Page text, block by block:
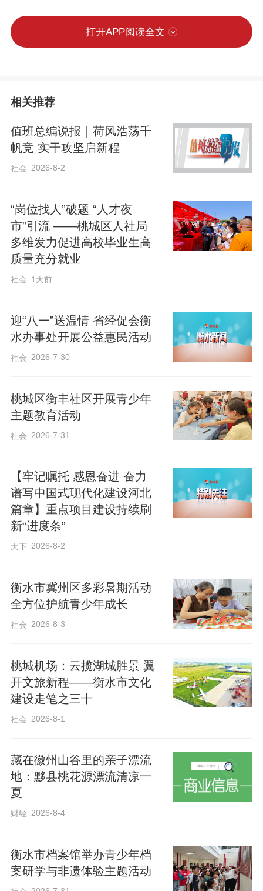
打开APP阅读全文
相关推荐
值班总编说报｜荷风浩荡千
帆竞 实干攻坚启新程
社会 2026-8-2
“岗位找人”破题 “人才夜
市”引流 ——桃城区人社局
多维发力促进高校毕业生高
质量充分就业
社会 1天前
迎“八一”送温情 省经促会衡
水办事处开展公益惠民活动
社会 2026-7-30
桃城区衡丰社区开展青少年
主题教育活动
社会 2026-7-31
【牢记嘱托 感恩奋进 奋力
谱写中国式现代化建设河北
篇章】重点项目建设持续刷
新“进度条”
天下 2026-8-2
衡水市冀州区多彩暑期活动
全方位护航青少年成长
社会 2026-8-3
​桃城机场：云揽湖城胜景 翼
开文旅新程——衡水市文化
建设走笔之三十
社会 2026-8-1
藏在徽州山谷里的亲子漂流
地：黟县桃花源漂流清凉一
夏
财经 2026-8-4
衡水市档案馆举办青少年档
案研学与非遗体验主题活动